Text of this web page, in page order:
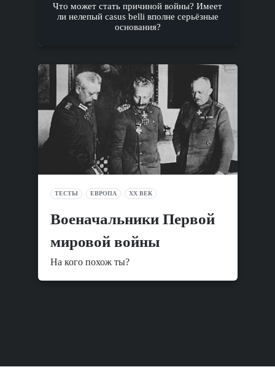
Что может стать причиной войны? Имеет
ли нелепый casus belli вполне серьёзные
основания?
ТЕСТЫ ЕВРОПА XX ВЕК
Военачальники Первой
мировой войны
На кого похож ты?